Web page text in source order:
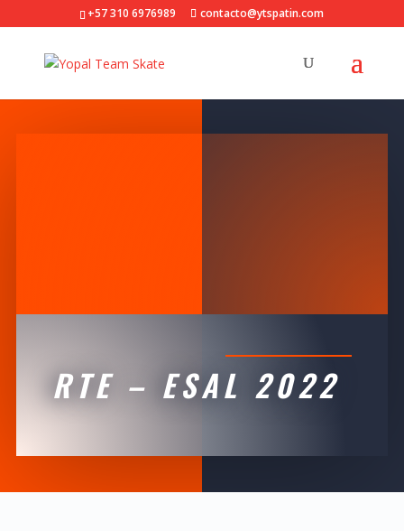
+57 310 6976989 contacto@ytspatin.com
RTE – ESAL 2022